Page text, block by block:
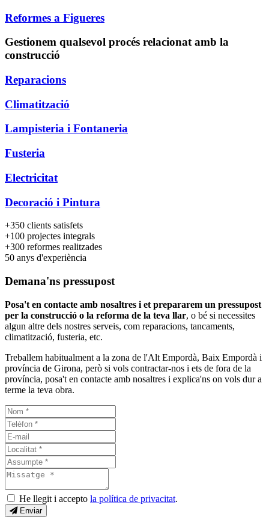
Reformes a Figueres
Gestionem qualsevol procés relacionat amb la
construcció
Reparacions
Climatització
Lampisteria i Fontaneria
Fusteria
Electricitat
Decoració i Pintura
+350 clients satisfets
+100 projectes integrals
+300 reformes realitzades
50 anys d'experiència
Demana'ns pressupost
Posa't en contacte amb nosaltres i et prepararem un pressupost
per la construcció o la reforma de la teva llar, o bé si necessites
algun altre dels nostres serveis, com reparacions, tancaments,
climatització, fusteria, etc.
Treballem habitualment a la zona de l'Alt Empordà, Baix Empordà i
província de Girona, però si vols contractar-nos i ets de fora de la
província, posa't en contacte amb nosaltres i explica'ns on vols dur a
terme la teva obra.
He llegit i accepto la política de privacitat.
Enviar